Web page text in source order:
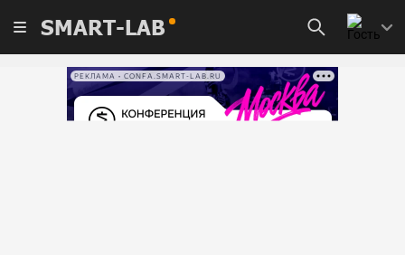
SMART-LAB
РЕКЛАМА • CONFA.SMART-LAB.RU